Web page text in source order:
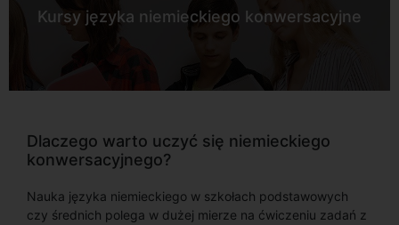
Kursy języka niemieckiego konwersacyjne
Dlaczego warto uczyć się niemieckiego
konwersacyjnego?
Nauka języka niemieckiego w szkołach podstawowych
czy średnich polega w dużej mierze na ćwiczeniu zadań z